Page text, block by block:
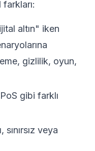
altın" iken
gizlilik, oyun,
gibi farklı
sınırsız veya